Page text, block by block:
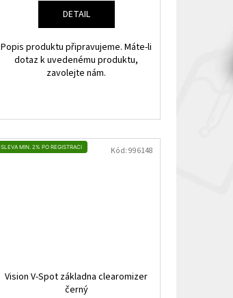
DETAIL
Popis produktu připravujeme. Máte-li
dotaz k uvedenému produktu,
zavolejte nám.
SLEVA MIN. 2% PO REGISTRACI
Vision V-Spot základna clearomizer
černý
Kód:996148